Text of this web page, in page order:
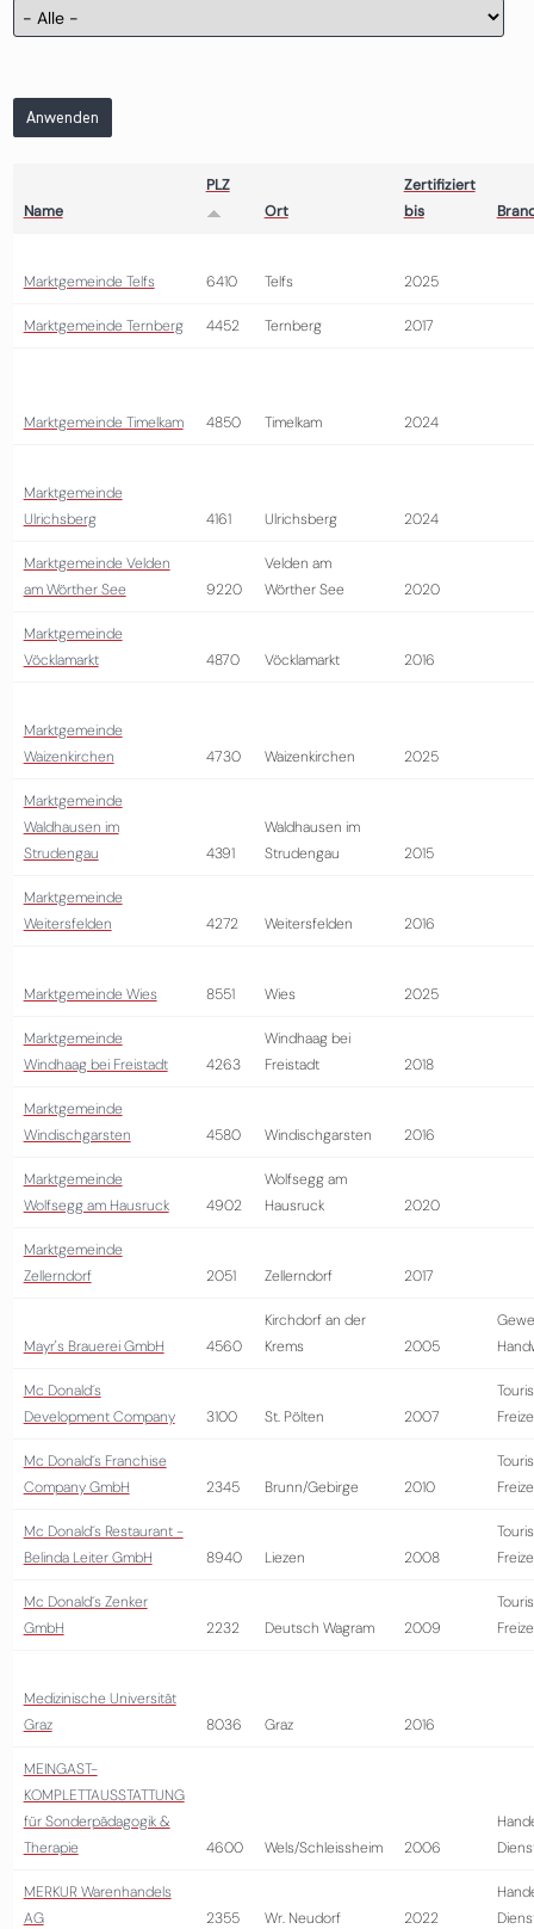
Anwenden
Name
PLZ
Ort
Zertifiziert
bis
Marktgemeinde Telfs 6410 Telfs 2025
Marktgemeinde Ternberg 4452 Ternberg 2017
Marktgemeinde Timelkam 4850 Timelkam 2024
Marktgemeinde
Ulrichsberg
4161 Ulrichsberg 2024
Marktgemeinde Velden
am Wörther See
9220
Velden am
Wörther See
2020
Marktgemeinde
Vöcklamarkt
4870 Vöcklamarkt 2016
Marktgemeinde
Waizenkirchen
4730 Waizenkirchen 2025
Marktgemeinde
Waldhausen im
Strudengau
4391
Waldhausen im
Strudengau
2015
Marktgemeinde
Weitersfelden
4272 Weitersfelden 2016
Marktgemeinde Wies 8551 Wies 2025
Marktgemeinde
Windhaag bei Freistadt
4263
Windhaag bei
Freistadt
2018
Marktgemeinde
Windischgarsten
4580 Windischgarsten 2016
Marktgemeinde
Wolfsegg am Hausruck
4902
Wolfsegg am
Hausruck
2020
Marktgemeinde
Zellerndorf
2051 Zellerndorf 2017
Mayr's Brauerei GmbH 4560
Kirchdorf an der
Krems
2005
Mc Donald´s
Development Company
3100 St. Pölten 2007
Mc Donald´s Franchise
Company GmbH
2345 Brunn/Gebirge 2010
Mc Donald´s Restaurant -
Belinda Leiter GmbH
8940 Liezen 2008
Mc Donald´s Zenker
GmbH
2232 Deutsch Wagram 2009
Medizinische Universität
Graz
8036 Graz 2016
MEINGAST-
KOMPLETTAUSSTATTUNG
für Sonderpädagogik &
Therapie
4600 Wels/Schleissheim 2006
MERKUR Warenhandels
AG
2355 Wr. Neudorf 2022